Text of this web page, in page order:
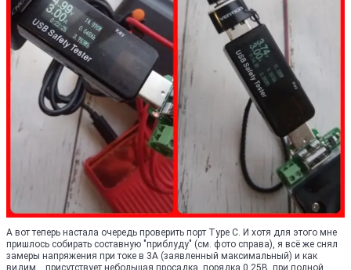
А вот теперь настала очередь проверить порт Type C. И хотя для этого мне
пришлось собирать составную "приблуду" (см. фото справа), я всё же снял
замеры напряжения при токе в 3А (заявленный максимальный) и как
видим... присутствует небольшая просадка, порядка 0,25В, при полной